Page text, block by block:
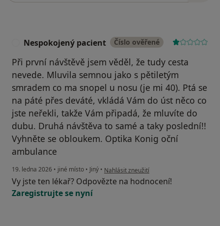
Nespokojený pacient Číslo ověřené
Při první návštěvě jsem věděl, že tudy cesta
nevede. Mluvila semnou jako s pětiletým
smradem co ma snopel u nosu (je mi 40). Ptá se
na páté přes deváté, vkládá Vám do úst něco co
jste neřekli, takže Vám připadá, že mluvíte do
dubu. Druhá návštěva to samé a taky poslední!!
Vyhněte se obloukem. Optika Konig oční
ambulance
19. ledna 2026 • jiné místo • Jiný • podle názoru uživatele Nespokojený
Nahlásit zneužití
Vy jste ten lékař? Odpovězte na hodnocení!
Zaregistrujte se nyní